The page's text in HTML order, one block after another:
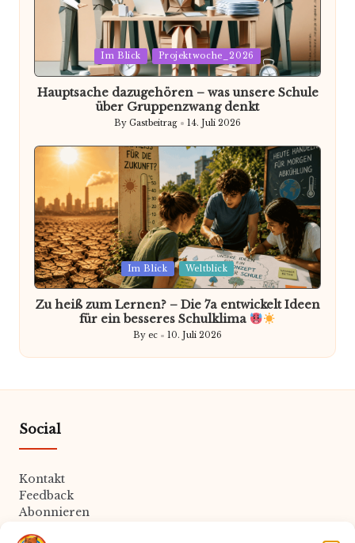
Posted
Im Blick Projektwoche_2026
Hauptsache dazugehören – was unsere Schule
über Gruppenzwang denkt
Posted
by
By Gastbeitrag 14. Juli 2026
Posted
in
Im Blick Weltblick
Zu heiß zum Lernen? – Die 7a entwickelt Ideen
für ein besseres Schulklima
Posted
by
By ec 10. Juli 2026
Social
Kontakt
Feedback
Abonnieren